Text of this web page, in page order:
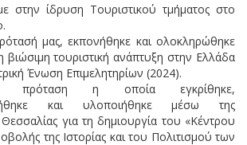
στην ίδρυση Τουριστικού τμήματος στο
μας, εκπονήθηκε και ολοκληρώθηκε
βιώσιμη τουριστική ανάπτυξη στην Ελλάδα
Ένωση Επιμελητηρίων (2024).
πρόταση η οποία εγκρίθηκε,
και υλοποιήθηκε μέσω της
Θεσσαλίας για τη δημιουργία του «Κέντρου
της Ιστορίας και του Πολιτισμού των